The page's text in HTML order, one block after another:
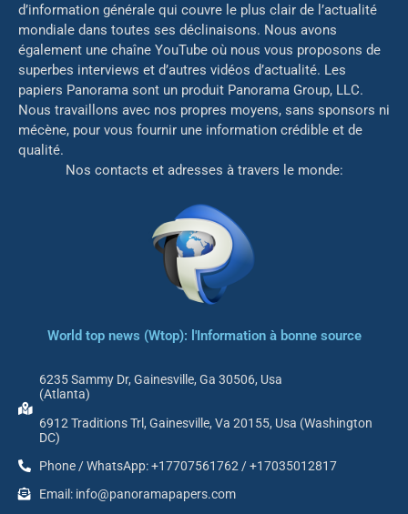
d’information générale qui couvre le plus clair de l’actualité
mondiale dans toutes ses déclinaisons. Nous avons
également une chaîne YouTube où nous vous proposons de
superbes interviews et d’autres vidéos d’actualité. Les
papiers Panorama sont un produit Panorama Group, LLC.
Nous travaillons avec nos propres moyens, sans sponsors ni
mécène, pour vous fournir une information crédible et de
qualité.
Nos contacts et adresses à travers le monde:
World top news (Wtop): l'Information à bonne source
6235 Sammy Dr, Gainesville, Ga 30506, Usa
(Atlanta)
6912 Traditions Trl, Gainesville, Va 20155, Usa (Washington
DC)
Phone / WhatsApp: +17707561762 / +17035012817
Email: info@panoramapapers.com